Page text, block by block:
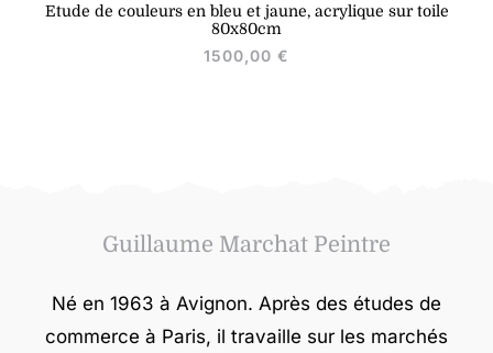
Etude de couleurs en bleu et jaune, acrylique sur toile
80x80cm
1500,00 €
Guillaume Marchat Peintre
Né en 1963 à Avignon. Après des études de
commerce à Paris, il travaille sur les marchés